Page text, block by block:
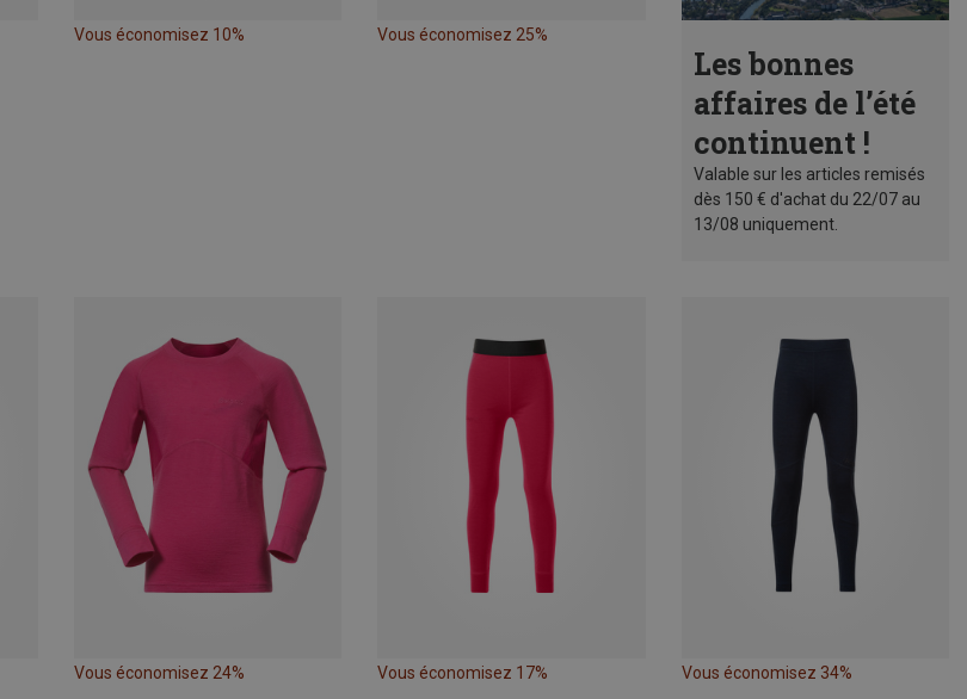
Vous économisez 10% Vous économisez 25%
Les bonnes
affaires de l’été
continuent !
Valable sur les articles remisés
dès 150 € d'achat du 22/07 au
13/08 uniquement.
Vous économisez 24% Vous économisez 17% Vous économisez 34%